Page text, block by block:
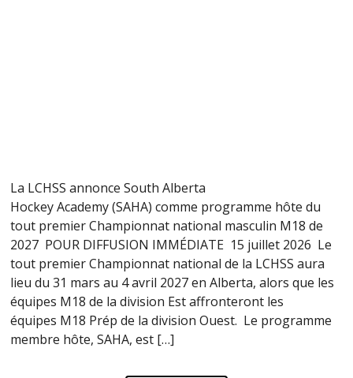
La LCHSS annonce South Alberta
Hockey Academy (SAHA) comme programme hôte du
tout premier Championnat national masculin M18 de
2027 POUR DIFFUSION IMMÉDIATE 15 juillet 2026 Le
tout premier Championnat national de la LCHSS aura
lieu du 31 mars au 4 avril 2027 en Alberta, alors que les
équipes M18 de la division Est affronteront les
équipes M18 Prép de la division Ouest. Le programme
membre hôte, SAHA, est […]